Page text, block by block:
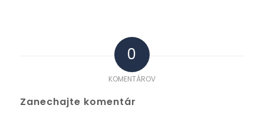
0
KOMENTÁROV
Zanechajte komentár